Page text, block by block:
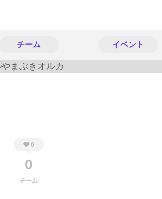
チーム イベント
0
0
チーム